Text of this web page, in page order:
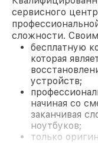
сервисного
сложности.
бесплатную
которая
устройств;
начиная со
заканчивая
ноутбуков;
только